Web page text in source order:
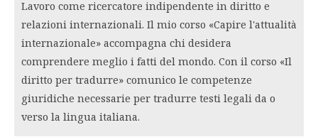
Lavoro come ricercatore indipendente in diritto e
relazioni internazionali. Il mio corso «Capire l'attualità
internazionale» accompagna chi desidera
comprendere meglio i fatti del mondo. Con il corso «Il
diritto per tradurre» comunico le competenze
giuridiche necessarie per tradurre testi legali da o
verso la lingua italiana.